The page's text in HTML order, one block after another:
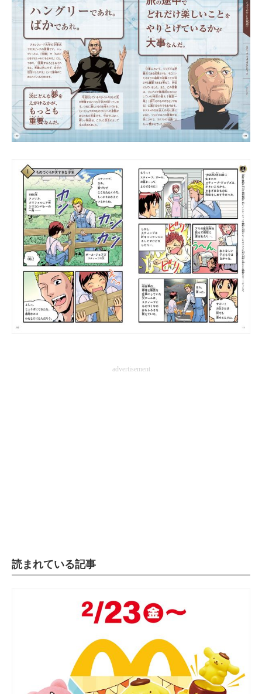
advertisement
読まれている記事